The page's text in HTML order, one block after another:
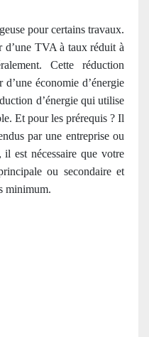
pour certains travaux.
TVA à taux réduit à
Cette réduction
économie d’énergie
d’énergie qui utilise
Et pour les prérequis ? Il
par une entreprise ou
il est nécessaire que votre
ou secondaire et
minimum.